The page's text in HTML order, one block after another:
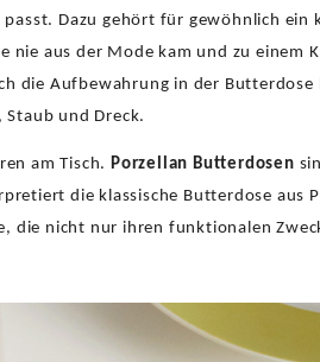
Dazu gehört für gewöhnlich ein
nie aus der Mode kam und zu einem
die Aufbewahrung in der
und Dreck.
am Tisch. Porzellan Butterdosen
die klassische Butterdose aus
die nicht nur ihren funktionalen